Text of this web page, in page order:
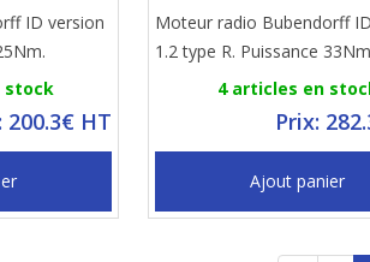
ID version
stock
200.3€ HT
Moteur radio Bubendorff
1.2 type R. Puissance
4 articles en
Prix:
Ajout panier